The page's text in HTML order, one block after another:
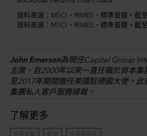
資料來源：MSCI、RIMES、標準普爾。截
資料來源：MSCI、RIMES、標準普爾。截
John Emerson為現任Capital Group
主席，自2000年以來一直任職於資本集
至2017年期間擔任美國駐德國大使。此
集團私人客戶服務總裁。
了解更多